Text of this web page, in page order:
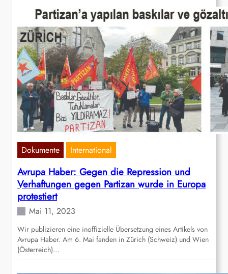
Dokumente International
Avrupa Haber: Gegen die Repression und
Verhaftungen gegen Partizan wurde in Europa
protestiert
Mai 11, 2023
Wir publizieren eine inoffizielle Übersetzung eines Artikels von
Avrupa Haber. Am 6. Mai fanden in Zürich (Schweiz) und Wien
(Österreich)…